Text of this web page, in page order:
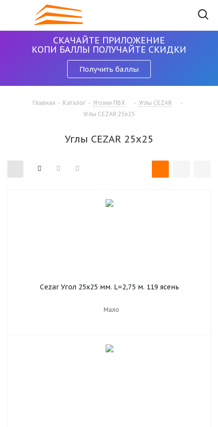
СКАЧАЙТЕ ПРИЛОЖЕНИЕ
КОПИ БАЛЛЫ ПОЛУЧАЙТЕ СКИДКИ
Получить баллы
Главная - Каталог - Уголки ПВХ - Углы CEZAR
-
Углы CEZAR 25х25
Углы CEZAR 25х25
Cezar Угол 25х25 мм. L=2,75 м. 119 ясень
Мало